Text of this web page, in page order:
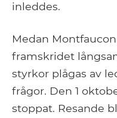
inleddes.
Medan
framskridet
styrkor plågas av
frågor. Den 1
stoppat. Resande